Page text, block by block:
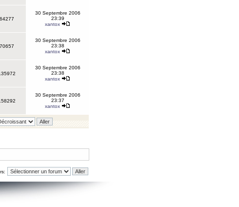
64277
30 Septembre 2006
23:39
xantox
70657
30 Septembre 2006
23:38
xantox
30 Septembre 2006
23:38
xantox
30 Septembre 2006
23:37
xantox